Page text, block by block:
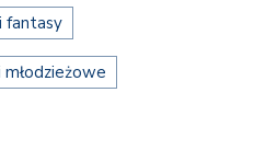
fantasy
młodzieżowe